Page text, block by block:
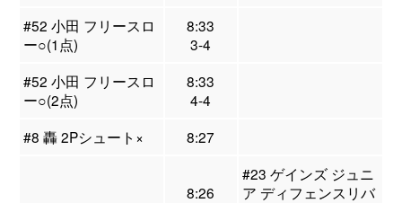
#52 小田 フリースロ
ー○(1点)
8:33
3-4
#52 小田 フリースロ
ー○(2点)
8:33
4-4
#8 轟 2Pシュート×
8:27
8:26
#23 ゲインズ ジュニ
ア ディフェンスリバ